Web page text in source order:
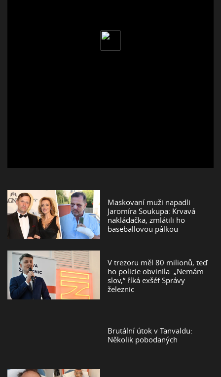
Maskovaní muži napadli
Jaromíra Soukupa: Krvavá
nakládačka, zmlátili ho
baseballovou pálkou
V trezoru měl 80 milionů, teď
ho policie obvinila. „Nemám
slov,“ říká exšéf Správy
železnic
Brutální útok v Tanvaldu:
Několik pobodaných